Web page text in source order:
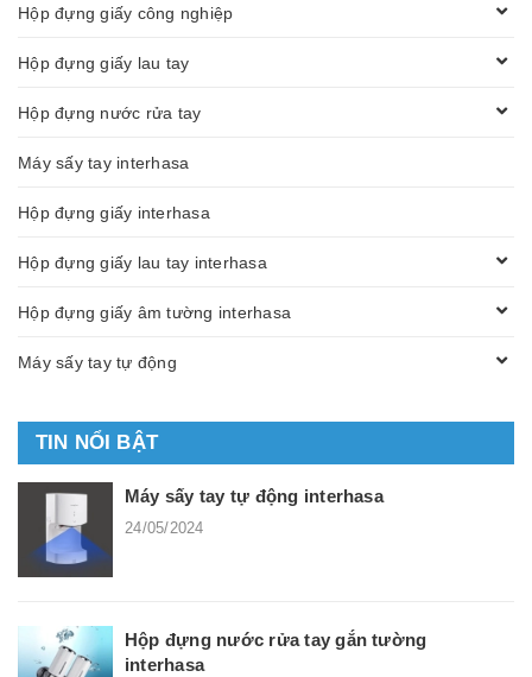
Hộp đựng giấy công nghiệp
Hộp đựng giấy lau tay
Hộp đựng nước rửa tay
Máy sấy tay interhasa
Hộp đựng giấy interhasa
Hộp đựng giấy lau tay interhasa
Hộp đựng giấy âm tường interhasa
Máy sấy tay tự động
TIN NỔI BẬT
Máy sấy tay tự động interhasa
24/05/2024
Hộp đựng nước rửa tay gắn tường
interhasa